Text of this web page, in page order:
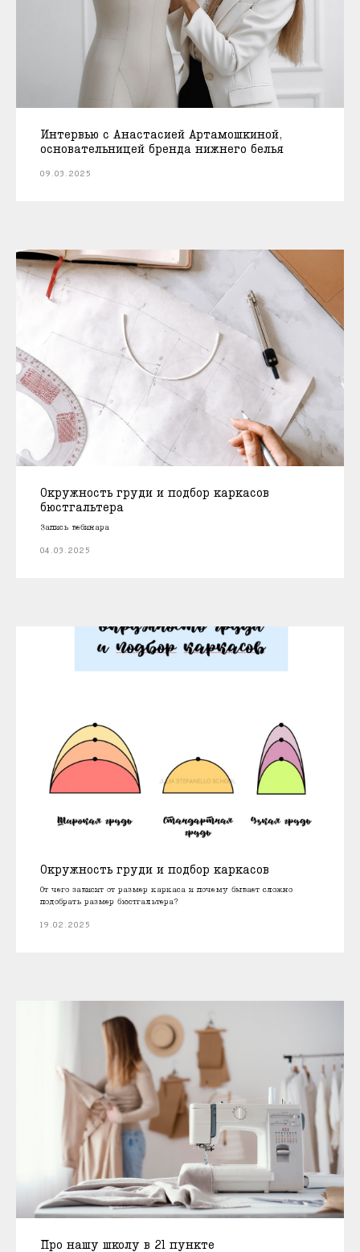
Интервью с Анастасией Артамошкиной,
основательницей бренда нижнего белья
09.03.2025
Окружность груди и подбор каркасов
бюстгальтера
Запись вебинара
04.03.2025
Окружность груди и подбор каркасов
От чего зависит от размер каркаса и почему бывает сложно
подобрать размер бюстгальтера?
19.02.2025
Про нашу школу в 21 пункте